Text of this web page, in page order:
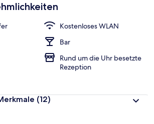
Kostenloses WLAN
Bar
Rund um die Uhr besetzte
Rezeption
(12)